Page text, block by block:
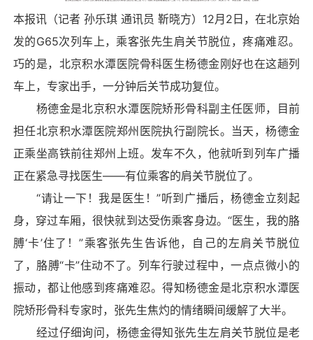
本报讯（记者 孙乐琪 通讯员 靳晓方）12月2日，在北京始
发的G65次列车上，乘客张先生肩关节脱位，疼痛难忍。
巧的是，北京积水潭医院骨科医生杨德金刚好也在这趟列
车上，专家出手，一分钟后关节成功复位。
杨德金是北京积水潭医院矫形骨科副主任医师，目前
担任北京积水潭医院郑州医院执行副院长。当天，杨德金
正乘坐高铁前往郑州上班。发车不久，他就听到列车广播
正在紧急寻找医生——有位乘客的肩关节脱位了。
“请让一下！我是医生！”听到广播后，杨德金立刻起
身，穿过车厢，很快就到达受伤乘客身边。“医生，我的胳
膊‘卡’住了！”乘客张先生告诉他，自己的左肩关节脱位
了，胳膊“卡”住动不了。列车行驶过程中，一点点微小的
振动，都让他感到疼痛难忍。得知杨德金是北京积水潭医
院矫形骨科专家时，张先生焦灼的情绪瞬间缓解了大半。
经过仔细询问，杨德金得知张先生左肩关节脱位是老